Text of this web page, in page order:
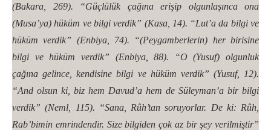
(Bakara, 269). “Güçlülük çağına erişip olgunlaşınca ona
(Musa’ya) hüküm ve bilgi verdik” (Kasa, 14). “Lut’a da bilgi ve
hüküm verdik” (Enbiya, 74). “(Peygamberlerin) her birisine
bilgi ve hüküm verdik” (Enbiya, 88). “O (Yusuf) olgunluk
çağına gelince, kendisine bilgi ve hüküm verdik” (Yusuf, 12).
“And olsun ki, biz hem Davud’a hem de Süleyman’a bir bilgi
verdik” (Neml, 115). “Sana, Rûh’tan soruyorlar. De ki: Rûh,
Rab’bimin emrindendir. Size bilgiden çok az bir şey verilmiştir”